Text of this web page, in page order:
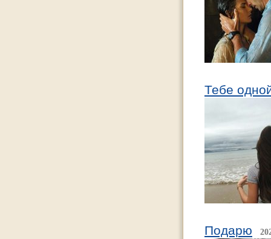
Тебе
Подарю